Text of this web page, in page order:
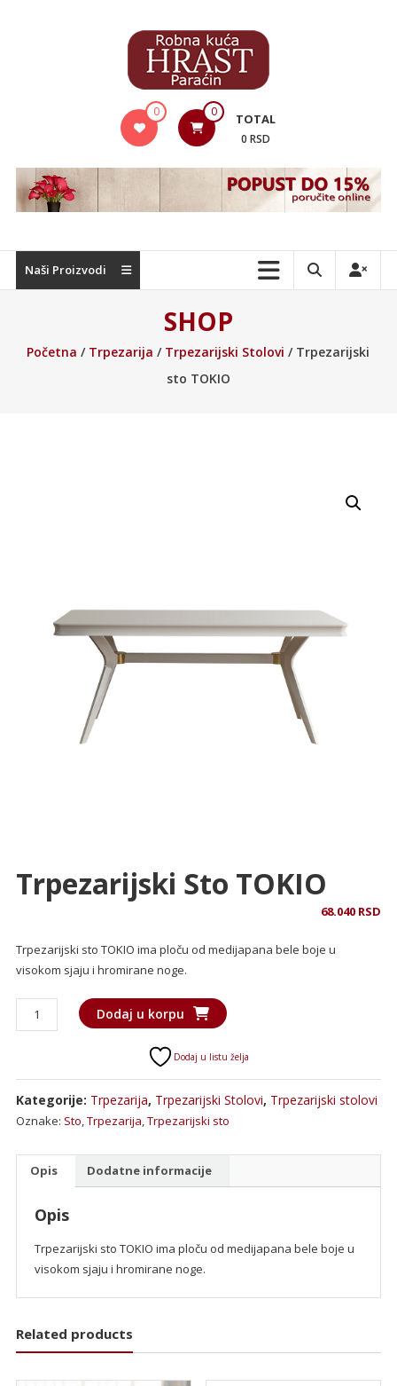
Nameštaj
0 0 TOTAL
0 RSD
Naši Proizvodi
SHOP
Početna / Trpezarija / Trpezarijski Stolovi / Trpezarijski
sto TOKIO
Trpezarijski Sto TOKIO
68.040 RSD
Trpezarijski sto TOKIO ima ploču od medijapana bele boje u
visokom sjaju i hromirane noge.
sto
Dodaj u korpu
Dodaj u listu želja
Kategorije: Trpezarija, Trpezarijski Stolovi, Trpezarijski stolovi
Oznake: Sto Trpezarija Trpezarijski sto
Opis Dodatne informacije
Opis
Trpezarijski sto TOKIO ima ploču od medijapana bele boje u
visokom sjaju i hromirane noge.
Related products